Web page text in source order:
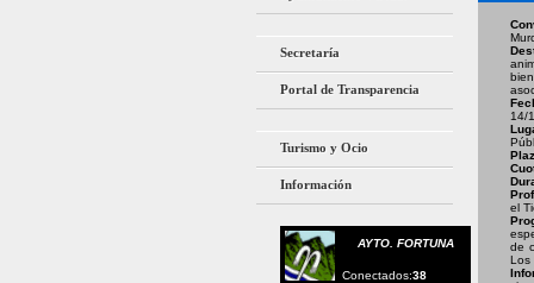
Secretaría
Portal de Transparencia
Turismo y Ocio
Información
AYTO. FORTUNA
Conectados:38
14/
el
de
Los